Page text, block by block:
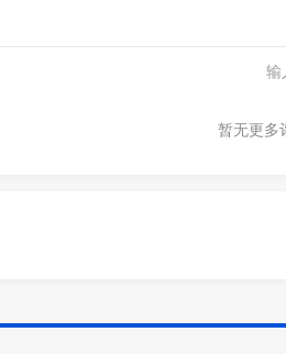
输
暂无更多